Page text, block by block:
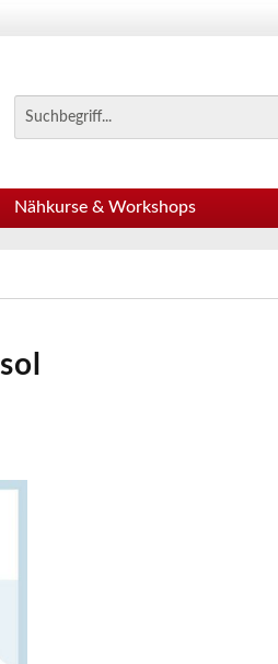
Nähkurse & Workshops